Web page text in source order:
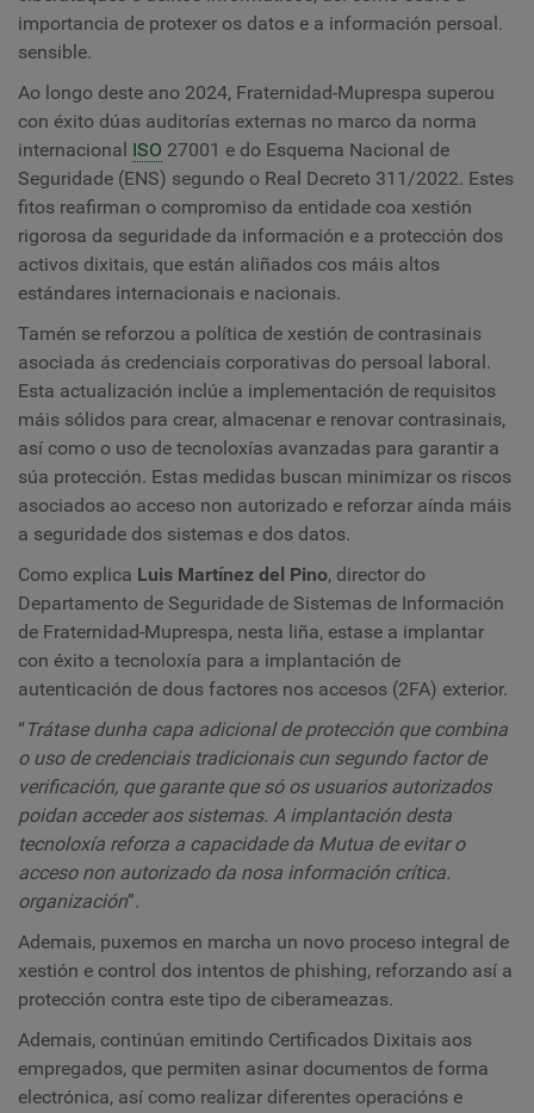
importancia de protexer os datos e a información persoal.
sensible.
Ao longo deste ano 2024, Fraternidad-Muprespa superou
con éxito dúas auditorías externas no marco da norma
internacional ISO 27001 e do Esquema Nacional de
Seguridade (ENS) segundo o Real Decreto 311/2022. Estes
fitos reafirman o compromiso da entidade coa xestión
rigorosa da seguridade da información e a protección dos
activos dixitais, que están aliñados cos máis altos
estándares internacionais e nacionais.
Tamén se reforzou a política de xestión de contrasinais
asociada ás credenciais corporativas do persoal laboral.
Esta actualización inclúe a implementación de requisitos
máis sólidos para crear, almacenar e renovar contrasinais,
así como o uso de tecnoloxías avanzadas para garantir a
súa protección. Estas medidas buscan minimizar os riscos
asociados ao acceso non autorizado e reforzar aínda máis
a seguridade dos sistemas e dos datos.
Como explica Luis Martínez del Pino, director do
Departamento de Seguridade de Sistemas de Información
de Fraternidad-Muprespa, nesta liña, estase a implantar
con éxito a tecnoloxía para a implantación de
autenticación de dous factores nos accesos (2FA) exterior.
“ Trátase dunha capa adicional de protección que combina
o uso de credenciais tradicionais cun segundo factor de
verificación, que garante que só os usuarios autorizados
poidan acceder aos sistemas. A implantación desta
tecnoloxía reforza a capacidade da Mutua de evitar o
acceso non autorizado da nosa información crítica.
organización”.
Ademais, puxemos en marcha un novo proceso integral de
xestión e control dos intentos de phishing, reforzando así a
protección contra este tipo de ciberameazas.
Ademais, continúan emitindo Certificados Dixitais aos
empregados, que permiten asinar documentos de forma
electrónica, así como realizar diferentes operacións e